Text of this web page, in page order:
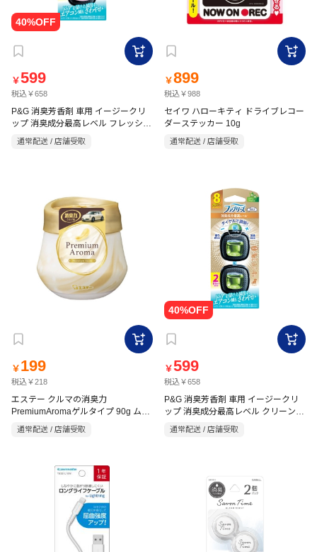
￥599
税込￥658
P&G 消臭芳香剤 車用 イージークリ
ップ 消臭成分最高レベル フレッシュ
ブーケ 2.5ml×2
通常配送 / 店舗受取
￥899
税込￥988
セイワ ハローキティ ドライブレコー
ダーステッカー 10g
通常配送 / 店舗受取
￥ 199
税込￥218
エステー クルマの消臭力
PremiumAromaゲルタイプ 90g ムー
ンライトシャボン
通常配送 / 店舗受取
￥599
税込￥658
P&G 消臭芳香剤 車用 イージークリ
ップ 消臭成分最高レベル クリーンフ
レッシュ 2.5ml×2
通常配送 / 店舗受取